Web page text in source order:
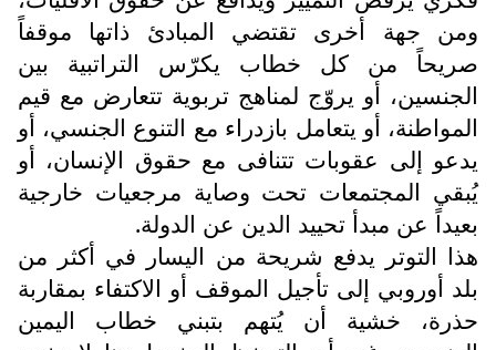
ومن جهة أخرى تقتضي المبادئ ذاتها موقفاً
صريحاً من كل خطاب يكرّس التراتبية بين
الجنسين، أو يروّج لمناهج تربوية تتعارض مع قيم
المواطنة، أو يتعامل بازدراء مع التنوع الجنسي، أو
يدعو إلى عقوبات تتنافى مع حقوق الإنسان، أو
يُبقي المجتمعات تحت وصاية مرجعيات خارجية
بعيداً عن مبدأ تحييد الدين عن الدولة.
هذا التوتر يدفع شريحة من اليسار في أكثر من
بلد أوروبي إلى تأجيل الموقف أو الاكتفاء بمقاربة
حذرة، خشية أن يُتهم بتبني خطاب اليمين